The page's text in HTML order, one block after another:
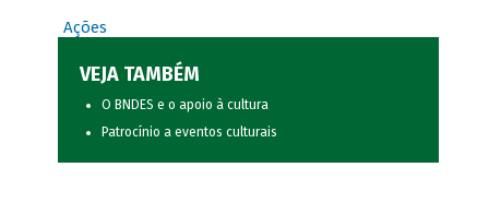
Ações
VEJA TAMBÉM
O BNDES e o apoio à cultura
Patrocínio a eventos culturais